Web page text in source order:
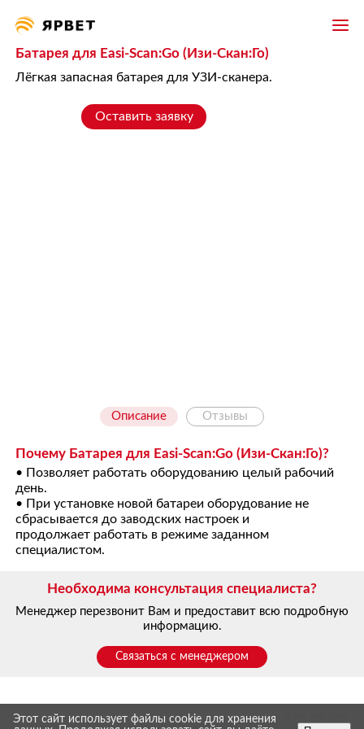
Батарея для Easi-Scan:Go (Изи-Скан:Го)
Лёгкая запасная батарея для УЗИ-сканера.
Оставить заявку
Описание Отзывы
Почему Батарея для Easi-Scan:Go (Изи-Скан:Го)?
• Позволяет работать оборудованию целый рабочий
день.
• При установке новой батареи оборудование не
сбрасывается до заводских настроек и
продолжает работать в режиме заданном
специалистом.
Необходима консультация специалиста?
Менеджер перезвонит Вам и предоставит всю подробную
информацию.
Связаться с менеджером
Этот сайт использует файлы cookie для хранения